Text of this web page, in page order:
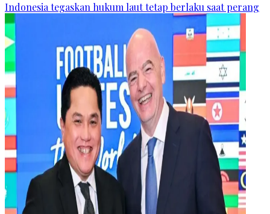
Indonesia tegaskan hukum laut tetap berlaku saat perang